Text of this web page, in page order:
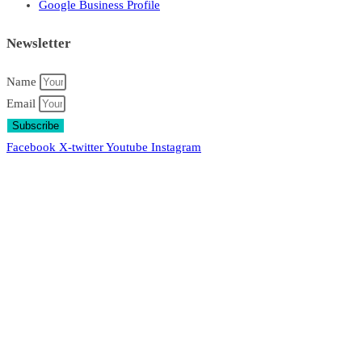
Google Business Profile
Newsletter
Name
Email
Subscribe
Facebook X-twitterYoutube Instagram